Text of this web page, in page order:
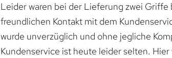
Leider waren bei der Lieferung zwei
freundlichen Kontakt mit dem
wurde unverzüglich und ohne jegliche
Kundenservice ist heute leider selten.